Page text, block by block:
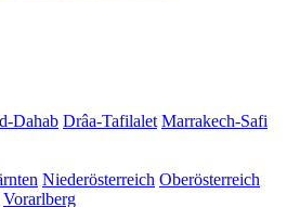
Dahab Drâa-Tafilalet Marrakech-Safi
Niederösterreich Oberösterreich
Vorarlberg